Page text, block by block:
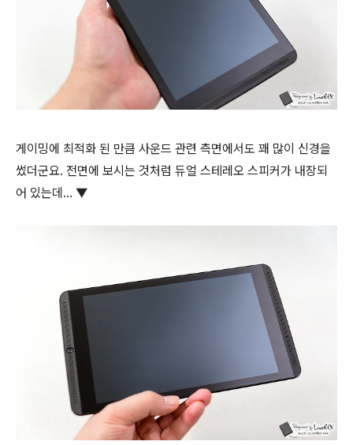
게이밍에 최적화 된 만큼 사운드 관련 측면에서도 꽤 많이 신경을
썼더군요. 전면에 보시는 것처럼 듀얼 스테레오 스피커가 내장되
어 있는데... ▼